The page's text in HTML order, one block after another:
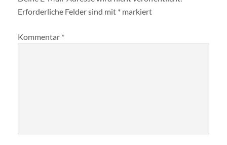
Erforderliche Felder sind mit * markiert
Kommentar *